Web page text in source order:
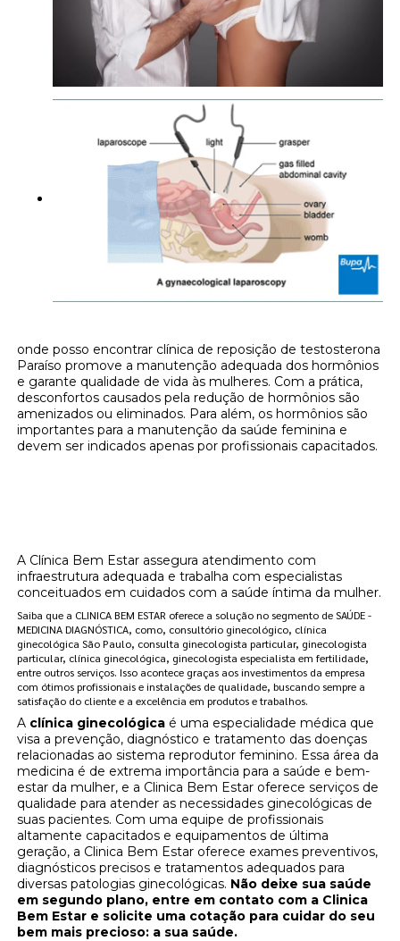
onde posso encontrar clínica de reposição de testosterona
Paraíso promove a manutenção adequada dos hormônios
e garante qualidade de vida às mulheres. Com a prática,
desconfortos causados pela redução de hormônios são
amenizados ou eliminados. Para além, os hormônios são
importantes para a manutenção da saúde feminina e
devem ser indicados apenas por profissionais capacitados.
A Clínica Bem Estar assegura atendimento com
infraestrutura adequada e trabalha com especialistas
conceituados em cuidados com a saúde íntima da mulher.
Saiba que a CLINICA BEM ESTAR oferece a solução no segmento de SAÚDE -
MEDICINA DIAGNÓSTICA, como, consultório ginecológico, clínica
ginecológica São Paulo, consulta ginecologista particular, ginecologista
particular, clínica ginecológica, ginecologista especialista em fertilidade,
entre outros serviços. Isso acontece graças aos investimentos da empresa
com ótimos profissionais e instalações de qualidade, buscando sempre a
satisfação do cliente e a excelência em produtos e trabalhos.
A clínica ginecológica é uma especialidade médica que
visa a prevenção, diagnóstico e tratamento das doenças
relacionadas ao sistema reprodutor feminino. Essa área da
medicina é de extrema importância para a saúde e bem-
estar da mulher, e a Clinica Bem Estar oferece serviços de
qualidade para atender as necessidades ginecológicas de
suas pacientes. Com uma equipe de profissionais
altamente capacitados e equipamentos de última
geração, a Clinica Bem Estar oferece exames preventivos,
diagnósticos precisos e tratamentos adequados para
diversas patologias ginecológicas. Não deixe sua saúde
em segundo plano, entre em contato com a Clinica
Bem Estar e solicite uma cotação para cuidar do seu
bem mais precioso: a sua saúde.